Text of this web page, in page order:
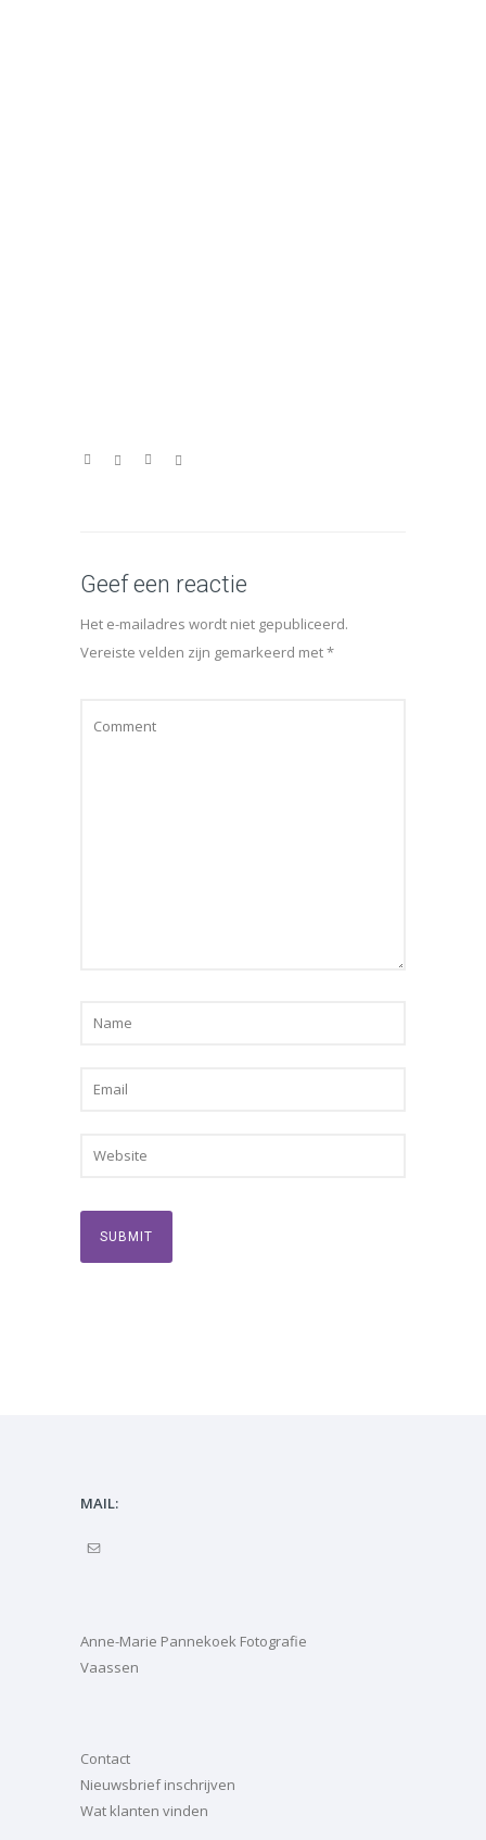
Geef een reactie
Het e-mailadres wordt niet gepubliceerd.
Vereiste velden zijn gemarkeerd met*
MAIL:
Anne-Marie Pannekoek Fotografie
Vaassen
Contact
Nieuwsbrief inschrijven
Wat klanten vinden